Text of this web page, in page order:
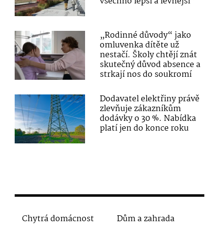
„Rodinné důvody“ jako
omluvenka dítěte už
nestačí. Školy chtějí znát
skutečný důvod absence a
strkají nos do soukromí
Dodavatel elektřiny právě
zlevňuje zákazníkům
dodávky o 30 %. Nabídka
platí jen do konce roku
Chytrá domácnost
Dům a zahrada